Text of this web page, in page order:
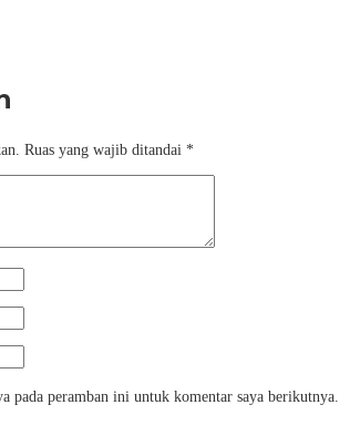
Ruas yang wajib ditandai *
pada peramban ini untuk komentar saya berikutnya.